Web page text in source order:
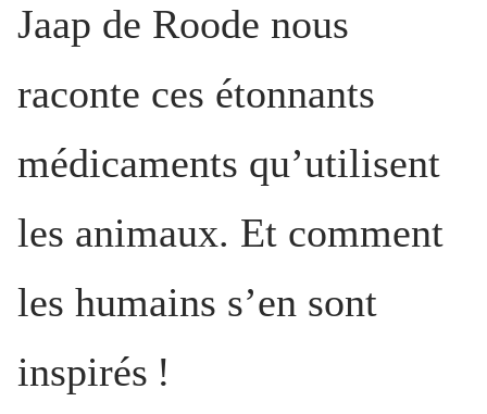
Jaap de Roode nous
raconte ces étonnants
médicaments qu’utilisent
les animaux. Et comment
les humains s’en sont
inspirés !